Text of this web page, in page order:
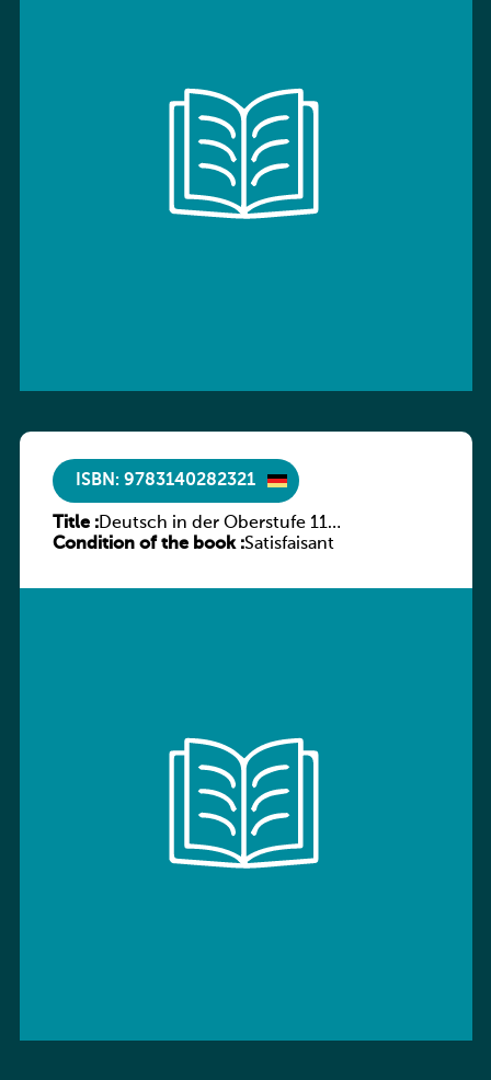
ISBN: 9783140282321
Title :Deutsch in der Oberstufe 11
(Schülerbuch) Ausgabe Bayern
Condition of the book :Satisfaisant